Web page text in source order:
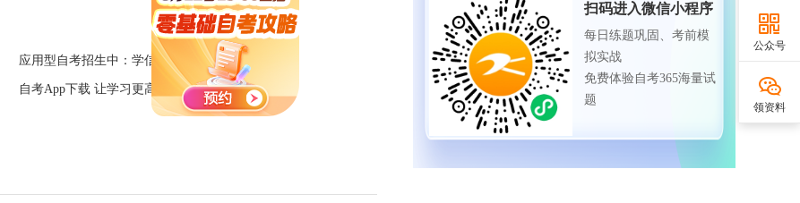
应用型自考招生中：学信网可查+笔试科目少
自考App下载 让学习更高效便捷
扫码进入微信小程序
每日练题巩固、考前模
拟实战
免费体验自考365海量试
题
公众号
领资料